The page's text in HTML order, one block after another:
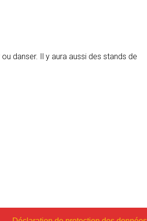
danser. Il y aura aussi des stands de